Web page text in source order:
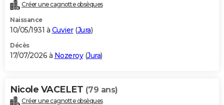
Destinations
City break
Voyage nature
Voyage de noces
Forum
Climat
+PHOTO
GUIDES D'ACHAT
BONS PLANS
Carte de Noël
Carte Bonne année
Carte Saint-Valentin
Carte Pâques
Carte d'anniversaire
DICTIONNAIRE
Créer une cagnotte obsèques
Naissance
10/05/1931 à Cuvier(Jura)
Décès
17/07/2026 à Nozeroy(Jura)
Nicole VACELET (79 ans)
Créer une cagnotte obsèques